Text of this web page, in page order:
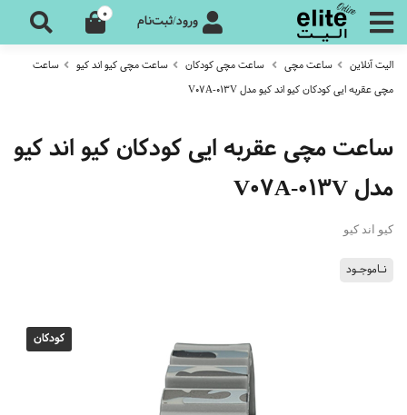
ورود/ثبت‌نام 0
الیت آنلاین ساعت مچی ساعت مچی کودکان ساعت مچی کیو اند کیو
ساعت
مچی عقربه ایی کودکان کیو اند کیو مدل V07A-013V
ساعت مچی عقربه ایی کودکان کیو اند کیو
مدل V07A-013V
کیو اند کیو
نـاموجـود
کودکان